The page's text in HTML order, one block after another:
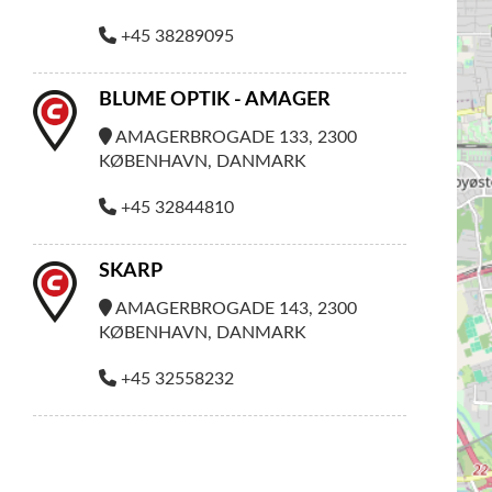
+45 38289095
BLUME OPTIK - AMAGER
AMAGERBROGADE 133, 2300
KØBENHAVN, DANMARK
+45 32844810
SKARP
AMAGERBROGADE 143, 2300
KØBENHAVN, DANMARK
+45 32558232